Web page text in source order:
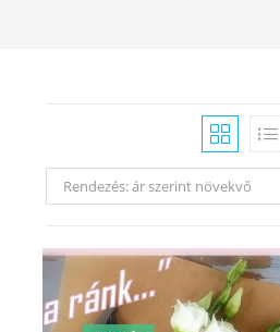
Rendezés: ár szerint növekvő